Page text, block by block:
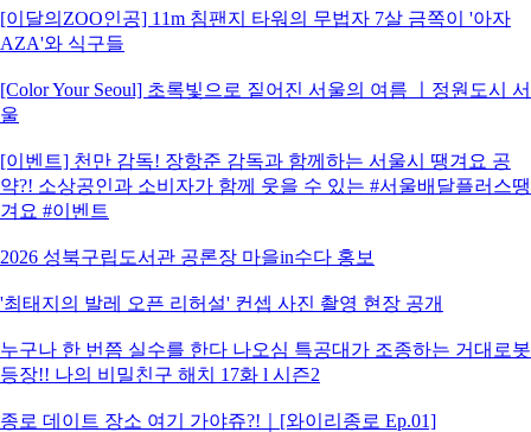
[이달의ZOO인공] 11m 침팬지 타워의 무법자 7살 금쪽이 '아자
AZA'와 식구들
[Color Your Seoul] 초록빛으로 짙어진 서울의 여름 ㅣ정원도시 서
울
[이벤트] 천만 감독! 장항준 감독과 함께하는 서울시 땡겨요 공
약?! 소상공인과 소비자가 함께 웃을 수 있는 #서울배달플러스땡
겨요 #이벤트
2026 성북구립도서관 공론장 마을in수다 홍보
'최태지의 발레 오픈 리허설' 컨셉 사진 촬영 현장 공개
누구나 한 번쯤 실수를 한다 나오심 특공대가 조종하는 거대로봇
등장!! 나의 비밀친구 해치 17화 l 시즌2
종로 데이트 장소 여기 가야쥬?!｜[와이리종로 Ep.01]